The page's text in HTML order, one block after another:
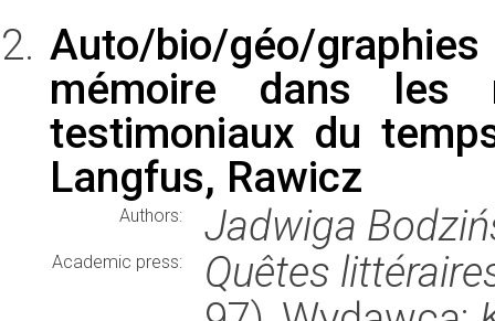
Auto/bio/géo/
mémoire dans les
testimoniaux du
Langfus, Rawicz
Authors: Jadwiga
Academic press:
Quêtes